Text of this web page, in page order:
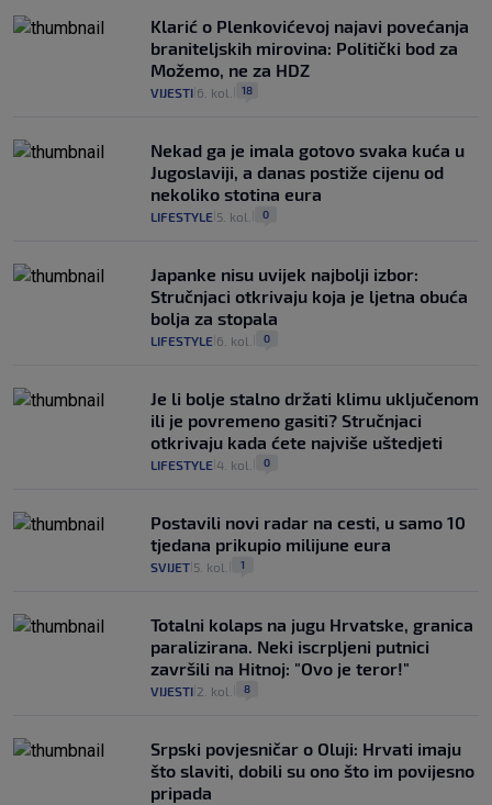
Klarić o Plenkovićevoj najavi povećanja
braniteljskih mirovina: Politički bod za
Možemo, ne za HDZ
VIJESTI 6. kol. 18
Nekad ga je imala gotovo svaka kuća u
Jugoslaviji, a danas postiže cijenu od
nekoliko stotina eura
LIFESTYLE 5. kol. 0
Japanke nisu uvijek najbolji izbor:
Stručnjaci otkrivaju koja je ljetna obuća
bolja za stopala
LIFESTYLE 6. kol. 0
Je li bolje stalno držati klimu uključenom
ili je povremeno gasiti? Stručnjaci
otkrivaju kada ćete najviše uštedjeti
LIFESTYLE 4. kol. 0
Postavili novi radar na cesti, u samo 10
tjedana prikupio milijune eura
SVIJET 5. kol. 1
Totalni kolaps na jugu Hrvatske, granica
paralizirana. Neki iscrpljeni putnici
završili na Hitnoj: "Ovo je teror!"
VIJESTI 2. kol. 8
Srpski povjesničar o Oluji: Hrvati imaju
što slaviti, dobili su ono što im povijesno
pripada